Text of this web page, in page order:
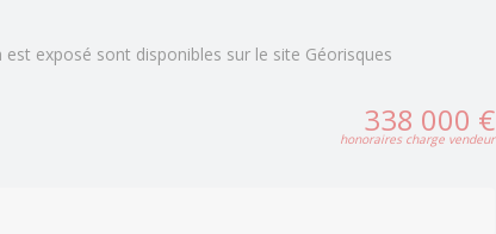
exposé sont disponibles sur le site Géorisques
338 000 €
honoraires charge vendeur